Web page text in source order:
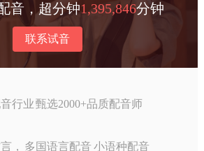
音，超分钟1,395,846分钟
联系试音
行业 甄选2000+品质配音师
， 多国语言配音 小语种配音